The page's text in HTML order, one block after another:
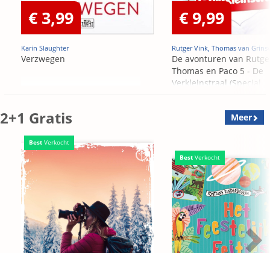
€ 3,99
Karin Slaughter
Verzwegen
€ 9,99
Rutger Vink, Thomas van
De avonturen van
Thomas en Paco 5 - De
Verkleinstraal (Special
2+1 Gratis Meer
Best Verkocht
Best Verkocht